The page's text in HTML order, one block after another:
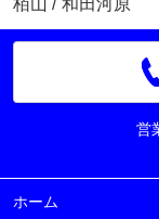
栢山 / 和田河原
営
ホーム